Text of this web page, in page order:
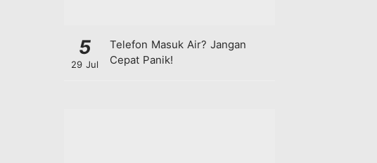
5
29 Jul
Telefon Masuk Air? Jangan
Cepat Panik!